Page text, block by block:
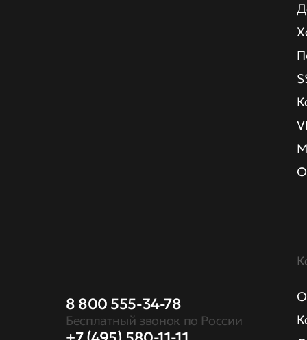
8 800 555-34-78
Бесплатный звонок по России